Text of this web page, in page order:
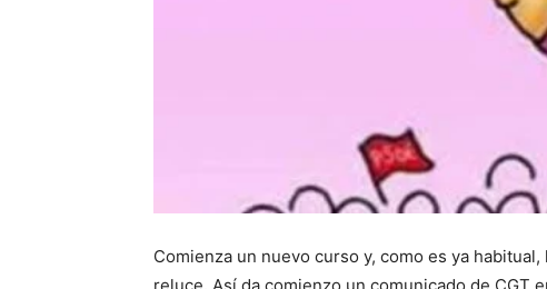
Comienza un nuevo curso y, como es ya